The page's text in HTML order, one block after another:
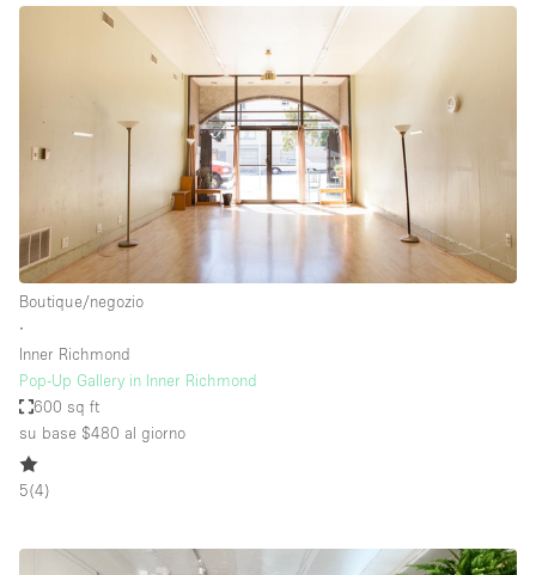
Boutique/negozio
∙
Inner Richmond
Pop-Up Gallery in Inner Richmond
600 sq ft
su base $480 al giorno
5(4)